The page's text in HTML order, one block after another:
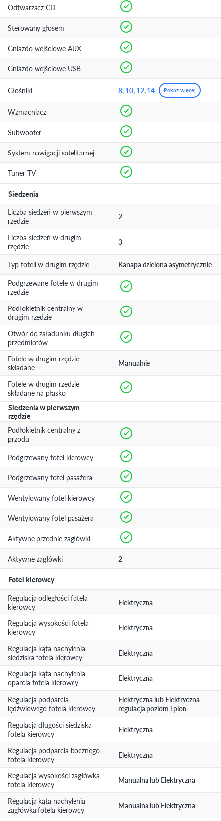
Odtwarzacz CD
Sterowany głosem
Gniazdo wejściowe AUX
Gniazdo wejściowe USB
Głośniki 8, 10, 12, 14 Pokaż więcej
Wzmacniacz
Subwoofer
System nawigacji satelitarnej
Tuner TV
Siedzenia
Liczba siedzeń w pierwszym
rzędzie
2
Liczba siedzeń w drugim
rzędzie
3
Typ foteli w drugim rzędzie
Kanapa dzielona asymetrycznie
Podgrzewane fotele w drugim
rzędzie
Podłokietnik centralny w
drugim rzędzie
Otwór do załadunku długich
przedmiotów
Fotele w drugim rzędzie
składane
Manualnie
Fotele w drugim rzędzie
składane na płasko
Siedzenia w pierwszym
rzędzie
Podłokietnik centralny z
przodu
Podgrzewany fotel kierowcy
Podgrzewany fotel pasażera
Wentylowany fotel kierowcy
Wentylowany fotel pasażera
Aktywne przednie zagłówki
Aktywne zagłówki 2
Fotel kierowcy
Regulacja odległości fotela
kierowcy
Elektryczna
Regulacja wysokości fotela
kierowcy
Elektryczna
Regulacja kąta nachylenia
siedziska fotela kierowcy
Elektryczna
Regulacja kąta nachylenia
oparcia fotela kierowcy
Elektryczna
Regulacja podparcia
lędźwiowego fotela kierowcy
Elektryczna lub Elektryczna
regulacja poziom i pion
Regulacja długości siedziska
fotela kierowcy
Elektryczna
Regulacja podparcia bocznego
fotela kierowcy
Elektryczna
Regulacja wysokości zagłówka
fotela kierowcy
Manualna lub Elektryczna
Regulacja kąta nachylenia
zagłówka fotela kierowcy
Manualna lub Elektryczna